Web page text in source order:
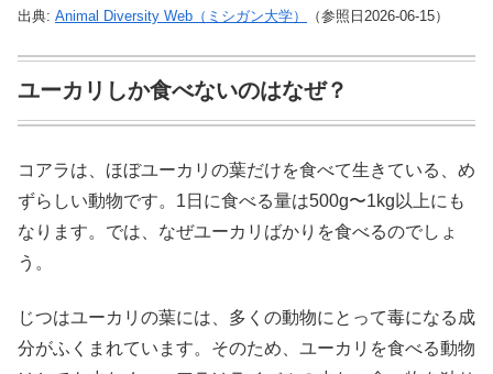
出典: Animal Diversity Web（ミシガン大学） （参照日2026-06-15）
ユーカリしか食べないのはなぜ？
コアラは、ほぼユーカリの葉だけを食べて生きている、め
ずらしい動物です。1日に食べる量は500g〜1kg以上にも
なります。では、なぜユーカリばかりを食べるのでしょ
う。
じつはユーカリの葉には、多くの動物にとって毒になる成
分がふくまれています。そのため、ユーカリを食べる動物